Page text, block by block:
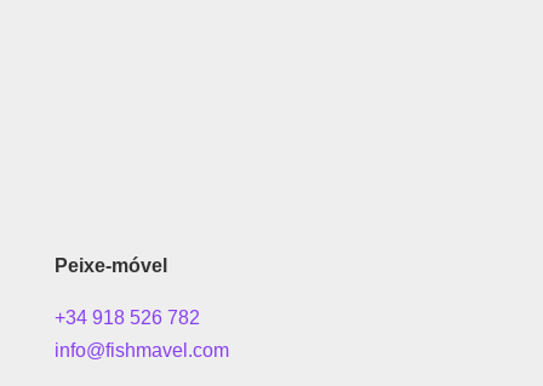
Peixe-móvel
+34 918 526 782
info@fishmavel.com